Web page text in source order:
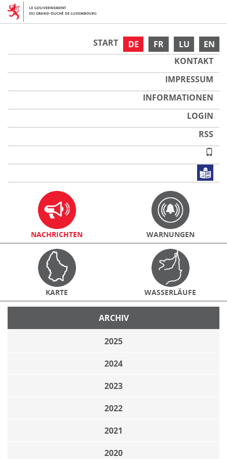
DE FR LU EN
START
KONTAKT
IMPRESSUM
INFORMATIONEN
LOGIN
RSS
NACHRICHTEN WARNUNGEN
KARTE WASSERLÄUFE
ARCHIV
2025
2024
2023
2022
2021
2020